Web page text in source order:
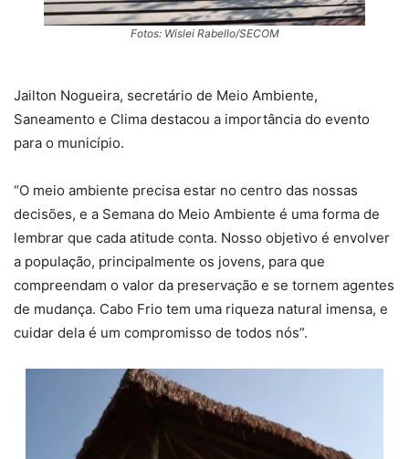
Fotos: Wislei Rabello/SECOM
Jailton Nogueira, secretário de Meio Ambiente,
Saneamento e Clima destacou a importância do evento
para o município.
“O meio ambiente precisa estar no centro das nossas
decisões, e a Semana do Meio Ambiente é uma forma de
lembrar que cada atitude conta. Nosso objetivo é envolver
a população, principalmente os jovens, para que
compreendam o valor da preservação e se tornem agentes
de mudança. Cabo Frio tem uma riqueza natural imensa, e
cuidar dela é um compromisso de todos nós”.